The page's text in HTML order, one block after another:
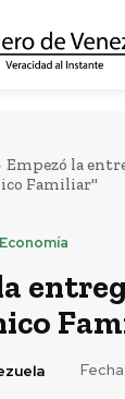
Empezó la
Familiar"
Economía
Fecha: